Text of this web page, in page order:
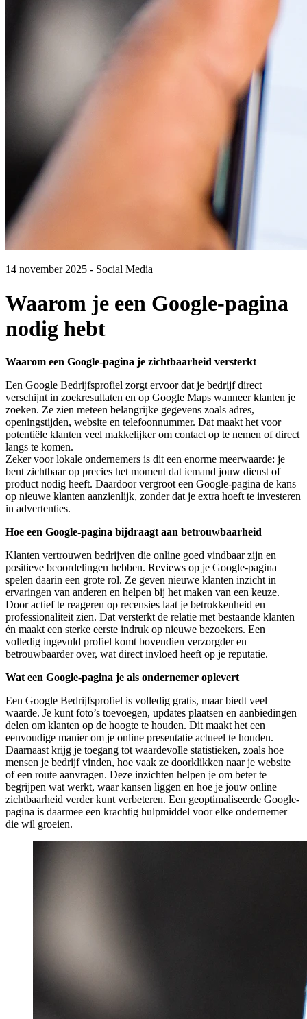
14 november 2025 - Social Media
Waarom je een Google-pagina
nodig hebt
Waarom een Google-pagina je zichtbaarheid versterkt
Een Google Bedrijfsprofiel zorgt ervoor dat je bedrijf direct
verschijnt in zoekresultaten en op Google Maps wanneer klanten je
zoeken. Ze zien meteen belangrijke gegevens zoals adres,
openingstijden, website en telefoonnummer. Dat maakt het voor
potentiële klanten veel makkelijker om contact op te nemen of direct
langs te komen.
Zeker voor lokale ondernemers is dit een enorme meerwaarde: je
bent zichtbaar op precies het moment dat iemand jouw dienst of
product nodig heeft. Daardoor vergroot een Google-pagina de kans
op nieuwe klanten aanzienlijk, zonder dat je extra hoeft te investeren
in advertenties.
Hoe een Google-pagina bijdraagt aan betrouwbaarheid
Klanten vertrouwen bedrijven die online goed vindbaar zijn en
positieve beoordelingen hebben. Reviews op je Google-pagina
spelen daarin een grote rol. Ze geven nieuwe klanten inzicht in
ervaringen van anderen en helpen bij het maken van een keuze.
Door actief te reageren op recensies laat je betrokkenheid en
professionaliteit zien. Dat versterkt de relatie met bestaande klanten
én maakt een sterke eerste indruk op nieuwe bezoekers. Een
volledig ingevuld profiel komt bovendien verzorgder en
betrouwbaarder over, wat direct invloed heeft op je reputatie.
Wat een Google-pagina je als ondernemer oplevert
Een Google Bedrijfsprofiel is volledig gratis, maar biedt veel
waarde. Je kunt foto’s toevoegen, updates plaatsen en aanbiedingen
delen om klanten op de hoogte te houden. Dit maakt het een
eenvoudige manier om je online presentatie actueel te houden.
Daarnaast krijg je toegang tot waardevolle statistieken, zoals hoe
mensen je bedrijf vinden, hoe vaak ze doorklikken naar je website
of een route aanvragen. Deze inzichten helpen je om beter te
begrijpen wat werkt, waar kansen liggen en hoe je jouw online
zichtbaarheid verder kunt verbeteren. Een geoptimaliseerde Google-
pagina is daarmee een krachtig hulpmiddel voor elke ondernemer
die wil groeien.